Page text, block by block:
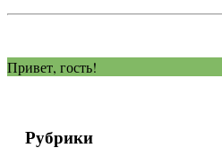
Привет, гость!
Рубрики